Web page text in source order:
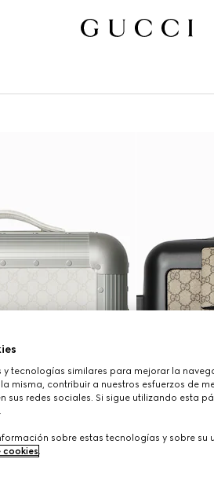
y tecnologías similares para mejorar la
misma, contribuir a nuestros esfuerzos de
sus redes sociales. Si sigue utilizando esta
sobre estas tecnologías y sobre su